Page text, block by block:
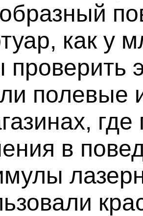
как у
проверить
полевые
в